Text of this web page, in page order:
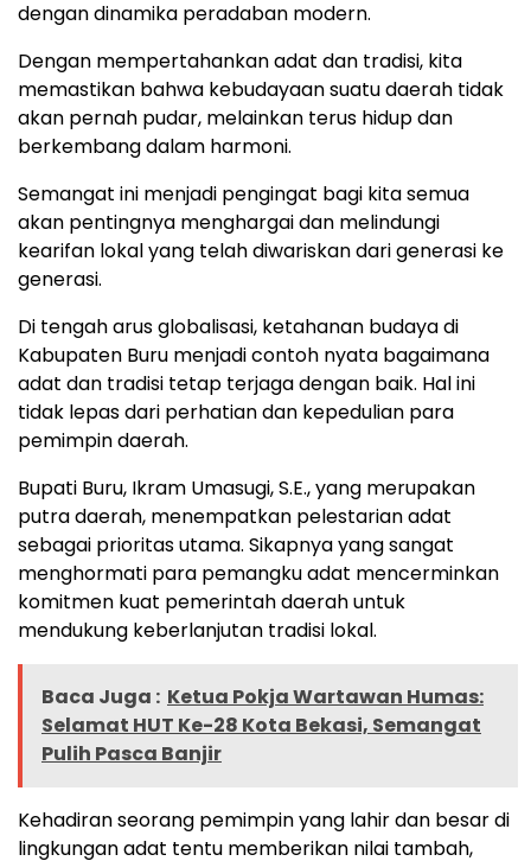
dengan dinamika peradaban modern.
Dengan mempertahankan adat dan tradisi, kita
memastikan bahwa kebudayaan suatu daerah tidak
akan pernah pudar, melainkan terus hidup dan
berkembang dalam harmoni.
Semangat ini menjadi pengingat bagi kita semua
akan pentingnya menghargai dan melindungi
kearifan lokal yang telah diwariskan dari generasi ke
generasi.
Di tengah arus globalisasi, ketahanan budaya di
Kabupaten Buru menjadi contoh nyata bagaimana
adat dan tradisi tetap terjaga dengan baik. Hal ini
tidak lepas dari perhatian dan kepedulian para
pemimpin daerah.
Bupati Buru, Ikram Umasugi, S.E., yang merupakan
putra daerah, menempatkan pelestarian adat
sebagai prioritas utama. Sikapnya yang sangat
menghormati para pemangku adat mencerminkan
komitmen kuat pemerintah daerah untuk
mendukung keberlanjutan tradisi lokal.
Baca Juga : Ketua Pokja Wartawan Humas:
Selamat HUT Ke-28 Kota Bekasi, Semangat
Pulih Pasca Banjir
Kehadiran seorang pemimpin yang lahir dan besar di
lingkungan adat tentu memberikan nilai tambah,